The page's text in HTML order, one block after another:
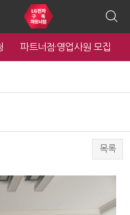
파트너점·영업사원 모집
목록